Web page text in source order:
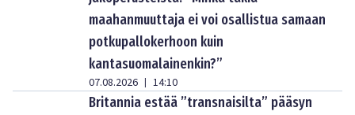
maahanmuuttaja ei voi osallistua samaan
potkupallokerhoon kuin
kantasuomalainenkin?”
07.08.2026 | 14:10
Britannia estää ”transnaisilta” pääsyn